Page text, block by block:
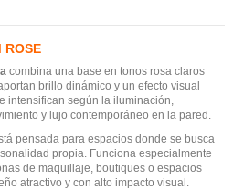
ROSE
combina una base en tonos rosa claros
brillo dinámico y un efecto visual
intensifican según la iluminación,
y lujo contemporáneo en la pared.
pensada para espacios donde se busca
propia. Funciona especialmente
de maquillaje, boutiques o espacios
atractivo y con alto impacto visual.